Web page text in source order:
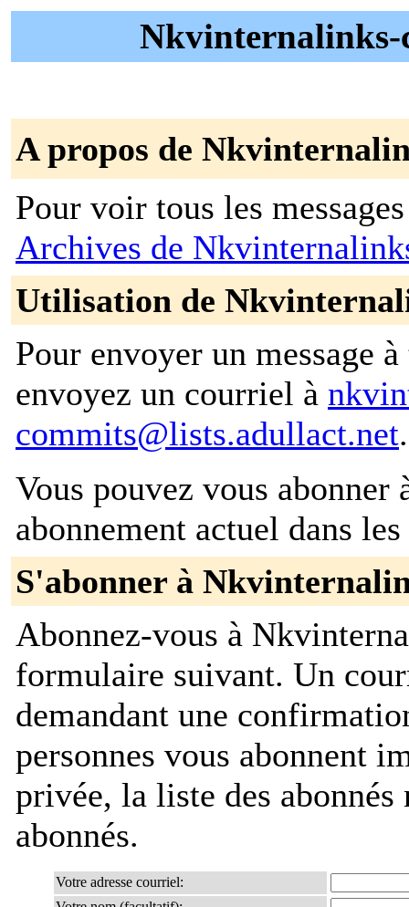
Nkvinternalinks-
A propos de
Pour voir tous les
Archives de
Utilisation de
Pour envoyer un message
envoyez un courriel à
commits@lists.adullact.net.
Vous pouvez vous
abonnement actuel dans
S'abonner à
Abonnez-vous à
formulaire suivant. Un
demandant une
personnes vous abonnent
privée, la liste des
abonnés.
Votre adresse courriel: